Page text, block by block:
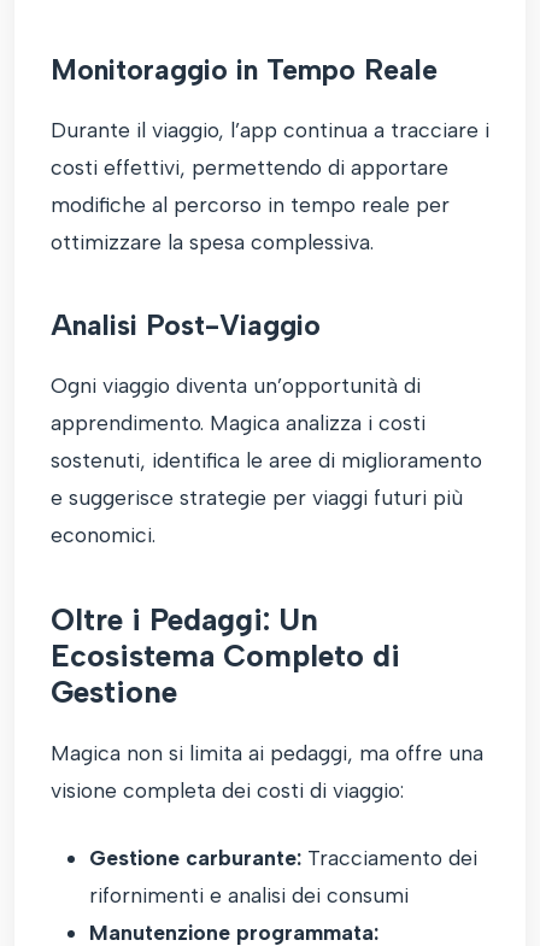
Monitoraggio in Tempo Reale
Durante il viaggio, l’app continua a tracciare i
costi effettivi, permettendo di apportare
modifiche al percorso in tempo reale per
ottimizzare la spesa complessiva.
Analisi Post-Viaggio
Ogni viaggio diventa un’opportunità di
apprendimento. Magica analizza i costi
sostenuti, identifica le aree di miglioramento
e suggerisce strategie per viaggi futuri più
economici.
Oltre i Pedaggi: Un
Ecosistema Completo di
Gestione
Magica non si limita ai pedaggi, ma offre una
visione completa dei costi di viaggio:
Gestione carburante: Tracciamento dei
rifornimenti e analisi dei consumi
Manutenzione programmata: